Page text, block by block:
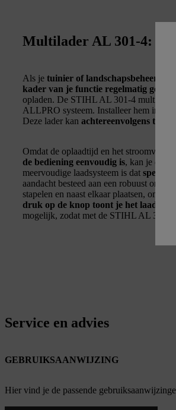
Multilader AL 301-4: Tot
Als je tuinier of landschapsbeheerder,
kader van je functie regelmatig
opladen. De STIHL AL 301-4 multilader
ALLPRO systeem. Installeer hem in je
Deze lader kan achtereenvolgens tot vier
Omdat de oplaadtijd en het
de bediening eenvoudig is, kan je deze
meervoudige laadsysteem is dat
aandacht besteed aan een robuust
stapelen en naast elkaar plaatsen, om
druk op de knop toont je het
mogelijk, zodat met de STIHL AL 301-4
Service en advies
GEBRUIKSAANWIJZING
Hier vind je de passende